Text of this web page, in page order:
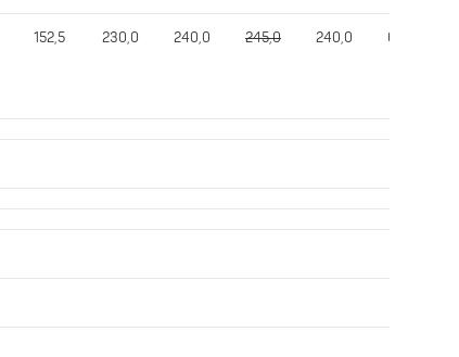
152,5 230,0 240,0 245,0 240,0 615,0